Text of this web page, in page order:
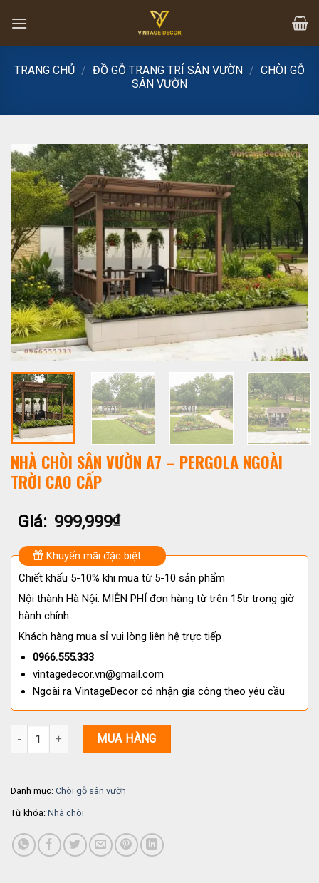
content
TRANG CHỦ / ĐỒ GỖ TRANG TRÍ SÂN VƯỜN / CHÒI GỖ
SÂN VƯỜN
NHÀ CHÒI SÂN VƯỜN A7 – PERGOLA NGOÀI
TRỜI CAO CẤP
Giá: 999,999₫
Khuyến mãi đặc biệt
Chiết khấu 5-10% khi mua từ 5-10 sản phẩm
Nội thành Hà Nội: MIỄN PHÍ đơn hàng từ trên 15tr trong giờ
hành chính
Khách hàng mua sỉ vui lòng liên hệ trực tiếp
0966.555.333
vintagedecor.vn@gmail.com
Ngoài ra VintageDecor có nhận gia công theo yêu cầu
Nhà chòi sân vườn A7 – Pergola ngoài trời cao cấp số lượng
MUA HÀNG
Danh mục: Chòi gỗ sân vườn
Từ khóa: Nhà chòi